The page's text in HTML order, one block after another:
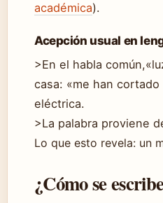
académica).
Acepción usual en
>En el habla
casa: «me han
eléctrica.
>La palabra proviene
Lo que esto revela: un
¿Cómo se